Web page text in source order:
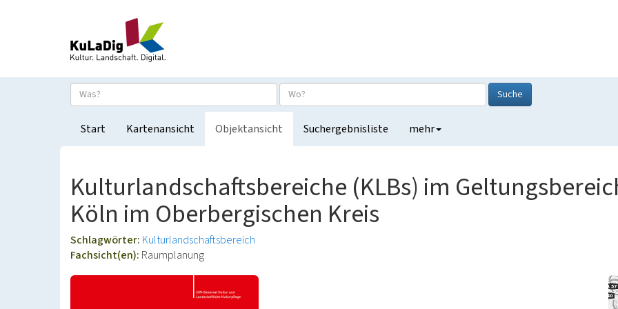
Suche
Start Kartenansicht Objektansicht Suchergebnisliste mehr
Kulturlandschaftsbereiche (KLBs) im
Köln im Oberbergischen Kreis
Schlagwörter: Kulturlandschaftsbereich
Fachsicht(en): Raumplanung